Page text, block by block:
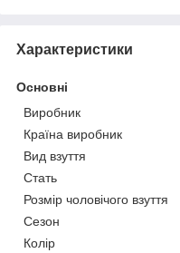
Характеристики
Основні
Виробник
Країна виробник
Вид взуття
Стать
Розмір чоловічого взуття
Сезон
Колір